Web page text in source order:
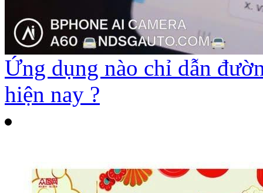
Ứng dụng nào chỉ dẫn
hiện nay ?